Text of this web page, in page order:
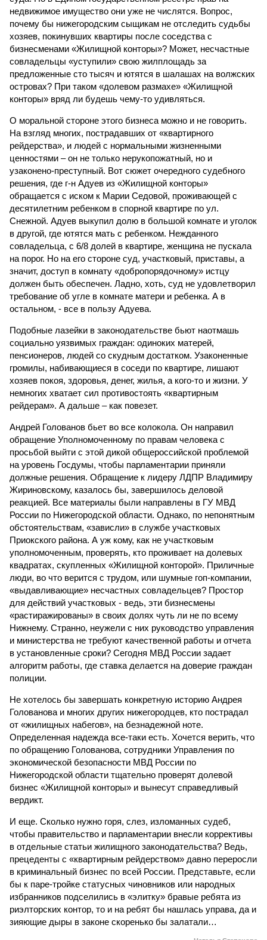
недвижимое имущество они уже не числятся. Вопрос,
почему бы нижегородским сыщикам не отследить судьбы
хозяев, покинувших квартиры после соседства с
бизнесменами «Жилищной конторы»? Может, несчастные
совладельцы «уступили» свою жилплощадь за
предложенные сто тысяч и ютятся в шалашах на волжских
островах? При таком «долевом размахе» «Жилищной
конторы» вряд ли будешь чему-то удивляться.
О моральной стороне этого бизнеса можно и не говорить.
На взгляд многих, пострадавших от «квартирного
рейдерства», и людей с нормальными жизненными
ценностями – он не только нерукопожатный, но и
узаконено-преступный. Вот сюжет очередного судебного
решения, где г-н Адуев из «Жилищной конторы»
обращается с иском к Марии Седовой, проживающей с
десятилетним ребенком в спорной квартире по ул.
Снежной. Адуев выкупил долю в большой комнате и уголок
в другой, где ютятся мать с ребенком. Нежданного
совладельца, с 6/8 долей в квартире, женщина не пускала
на порог. Но на его стороне суд, участковый, приставы, а
значит, доступ в комнату «добропорядочному» истцу
должен быть обеспечен. Ладно, хоть, суд не удовлетворил
требование об угле в комнате матери и ребенка. А в
остальном, - все в пользу Адуева.
Подобные лазейки в законодательстве бьют наотмашь
социально уязвимых граждан: одиноких матерей,
пенсионеров, людей со скудным достатком. Узаконенные
громилы, набивающиеся в соседи по квартире, лишают
хозяев покоя, здоровья, денег, жилья, а кого-то и жизни. У
немногих хватает сил противостоять «квартирным
рейдерам». А дальше – как повезет.
Андрей Голованов бьет во все колокола. Он направил
обращение Уполномоченному по правам человека с
просьбой выйти с этой дикой общероссийской проблемой
на уровень Госдумы, чтобы парламентарии приняли
должные решения. Обращение к лидеру ЛДПР Владимиру
Жириновскому, казалось бы, завершилось деловой
реакцией. Все материалы были направлены в ГУ МВД
России по Нижегородской области. Однако, по непонятным
обстоятельствам, «зависли» в службе участковых
Приокского района. А уж кому, как не участковым
уполномоченным, проверять, кто проживает на долевых
квадратах, скупленных «Жилищной конторой». Приличные
люди, во что верится с трудом, или шумные гоп-компании,
«выдавливающие» несчастных совладельцев? Простор
для действий участковых - ведь, эти бизнесмены
«растиражированы» в своих долях чуть ли не по всему
Нижнему. Странно, неужели с них руководство управления
и министерства не требуют качественной работы и отчета
в установленные сроки? Сегодня МВД России задает
алгоритм работы, где ставка делается на доверие граждан
полиции.
Не хотелось бы завершать конкретную историю Андрея
Голованова и многих других нижегородцев, кто пострадал
от «жилищных набегов», на безнадежной ноте.
Определенная надежда все-таки есть. Хочется верить, что
по обращению Голованова, сотрудники Управления по
экономической безопасности МВД России по
Нижегородской области тщательно проверят долевой
бизнес «Жилищной конторы» и вынесут справедливый
вердикт.
И еще. Сколько нужно горя, слез, изломанных судеб,
чтобы правительство и парламентарии внесли коррективы
в отдельные статьи жилищного законодательства? Ведь,
прецеденты с «квартирным рейдерством» давно переросли
в криминальный бизнес по всей России. Представьте, если
бы к паре-тройке статусных чиновников или народных
избранников подселились в «элитку» бравые ребята из
риэлторских контор, то и на ребят бы нашлась управа, да и
зияющие дыры в законе скоренько бы залатали…